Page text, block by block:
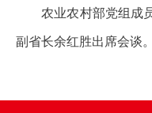
农业农村部党组成员
副省长余红胜出席会谈。